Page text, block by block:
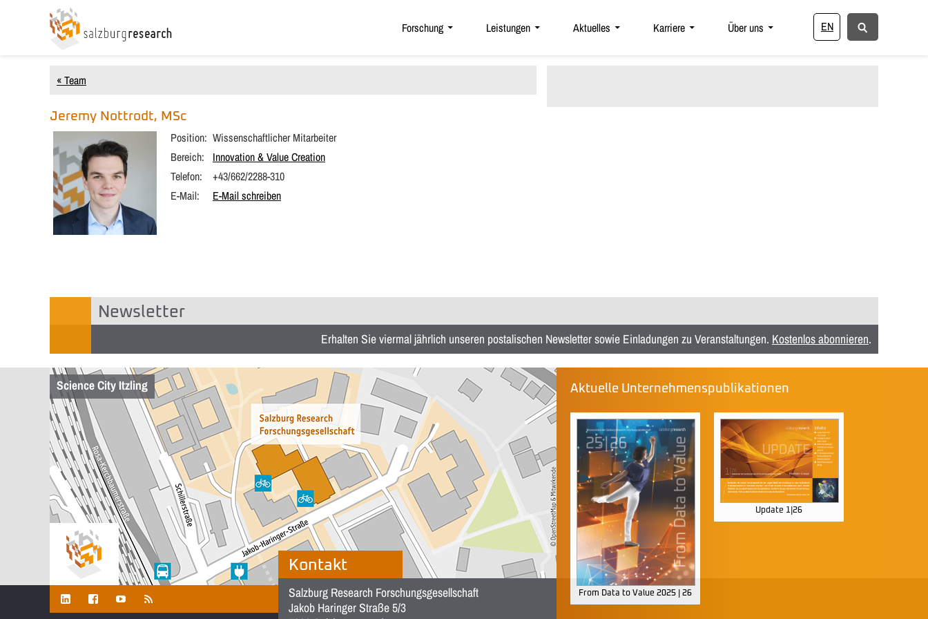
EN
Forschung Leistungen Aktuelles Karriere Über uns
« Team
Jeremy Nottrodt, MSc
Position: Wissenschaftlicher Mitarbeiter
Bereich:
Innovation & Value Creation
Telefon:
+43/662/2288-310
E-Mail:
E-Mail schreiben
Newsletter
Erhalten Sie viermal jährlich unseren postalischen Newsletter sowie Einladungen zu Veranstaltungen. Kostenlos abonnieren.
Kontakt
Salzburg Research Forschungsgesellschaft
Jakob Haringer Straße 5/3
Science City Itzling Aktuelle Unternehmenspublikationen
From Data to Value 2025 | 26
Update 1|26